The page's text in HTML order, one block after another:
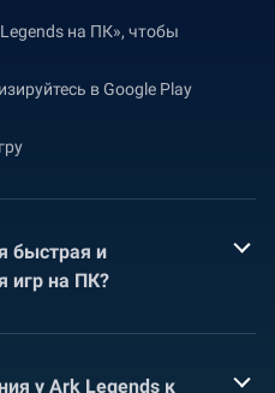
на ПК», чтобы
в Google Play
быстрая и
игр на ПК?
у Ark Legends к